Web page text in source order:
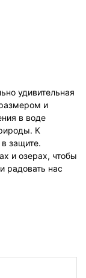
удивительная
и
в воде
К
защите.
и озерах, чтобы
радовать нас